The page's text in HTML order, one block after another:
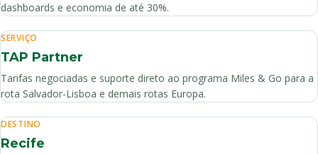
dashboards e economia de até 30%.
SERVIÇO
TAP Partner
Tarifas negociadas e suporte direto ao programa Miles & Go para a
rota Salvador-Lisboa e demais rotas Europa.
DESTINO
Recife